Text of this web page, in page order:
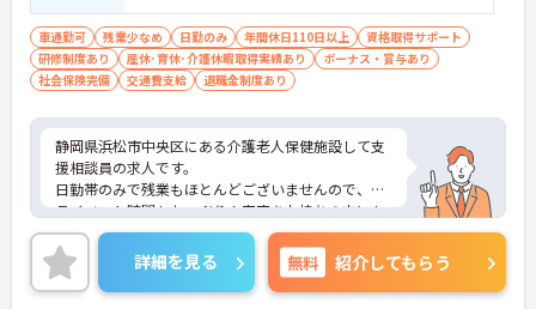
・資格取得支援制度あり
・正規職員・準職員への登用制度あり
・昇給制度や資格業務手当を用意
→ 福祉の仕事を長く続けたい方にぴったりです
車通勤可 残業少なめ 日勤のみ 年間休日110日以上
資格取得サポート
研修制度あり
産休･育休･介護休暇取得実績あり
ボーナス・賞与あり
社会保険完備
交通費支給 退職金制度あり
静岡県浜松市中央区にある介護老人保健施設して支
援相談員の求人です。
日勤帯のみで残業もほとんどございませんので、プ
ライベート時間もたっぷり！家庭をお持ちの方にも
おすすめの求人です◎
無料駐車場完備！マイカー通勤OKなので毎日の通勤
も楽々です♪
ご興味をお持ちの方はお気軽にお問合せ下さい！
詳細を見る 無料 紹介してもらう